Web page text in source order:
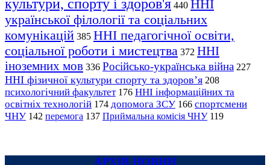
культури, спорту і здоров'я 440 ННІ
української філології та соціальних
комунікацій 385 ННІ педагогічної освіти,
соціальної роботи і мистецтва 372 ННІ
іноземних мов 336 Російсько-українська війна 227
ННІ фізичної культури спорту та здоров’я 208
психологічний факультет 176 ННІ інформаційних та
освітніх технологій 174 допомога ЗСУ 166 спортсмени
ЧНУ 142 перемога 137 Приймальна комісія ЧНУ 119
АРХІВ НОВИН